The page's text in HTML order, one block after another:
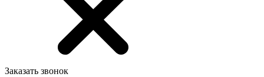
Заказать звонок